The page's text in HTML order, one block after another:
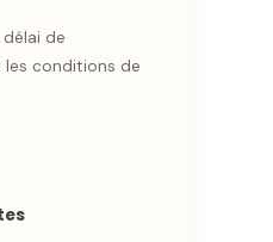
de
conditions de